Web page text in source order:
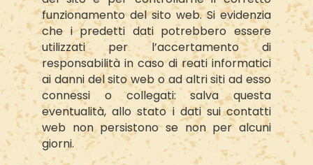
funzionamento del sito web. Si evidenzia
che i predetti dati potrebbero essere
utilizzati per l’accertamento di
responsabilità in caso di reati informatici
ai danni del sito web o ad altri siti ad esso
connessi o collegati: salva questa
eventualità, allo stato i dati sui contatti
web non persistono se non per alcuni
giorni.